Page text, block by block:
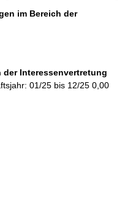
im Bereich der
der Interessenvertretung
01/25 bis 12/25 0,00